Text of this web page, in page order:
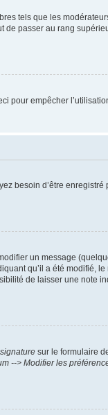
tels que les
passer au rang
pour empêcher
besoin d’être
un message
qu’il a été modifié,
de laisser une note
sur le formulaire
--> Modifier les